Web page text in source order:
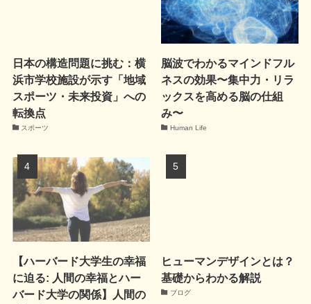
日本の構造問題に挑む：横
浜市学校施設が示す「地域
スポーツ・未来投資」への
転換点
スポーツ
脳波でわかるマインドフル
ネスの効果〜集中力・リラ
ックスを高める脳の仕組
み〜
Human Life
【ハーバード大学生の幸福
に迫る: 人間の幸福とハー
バード大学の関係】人間の
ヒューマンデザインとは？
基礎からわかる解説
ブログ